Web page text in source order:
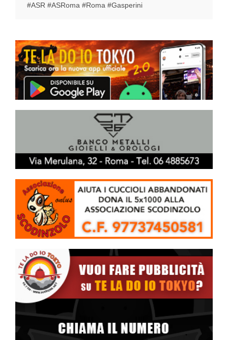
#ASR #ASRoma #Roma #Gasperini